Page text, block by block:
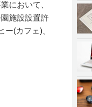
において、
施設設置許
(カフェ)、